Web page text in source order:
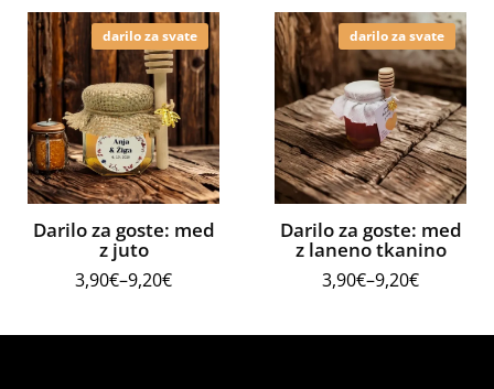
darilo za svate
Darilo za goste: med
z juto
3,90€–9,20€
darilo za svate
Darilo za goste: med
z laneno tkanino
3,90€–9,20€